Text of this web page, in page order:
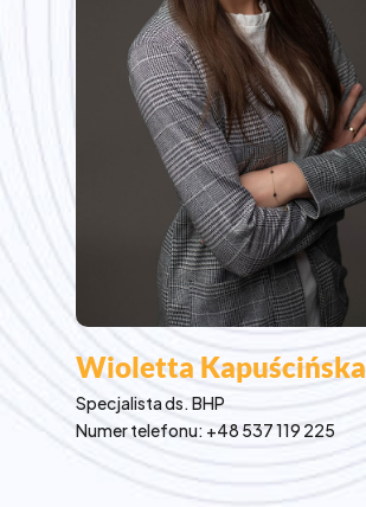
Wioletta Kapuścińska
Specjalista ds. BHP
Numer telefonu: +48 537 119 225